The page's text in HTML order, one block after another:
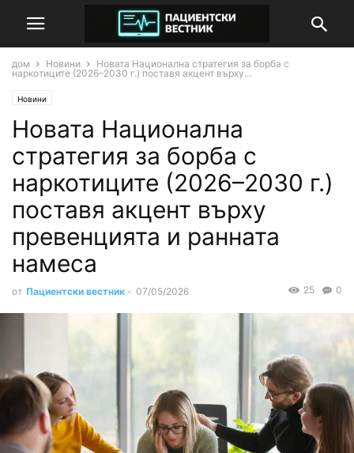
дом Новини
Новата Национална стратегия за борба с
наркотиците (2026–2030 г.) поставя акцент върху...
Новини
Новата Национална
стратегия за борба с
наркотиците (2026–2030 г.)
поставя акцент върху
превенцията и ранната
намеса
от Пациентски вестник - 07/05/2026 0
25